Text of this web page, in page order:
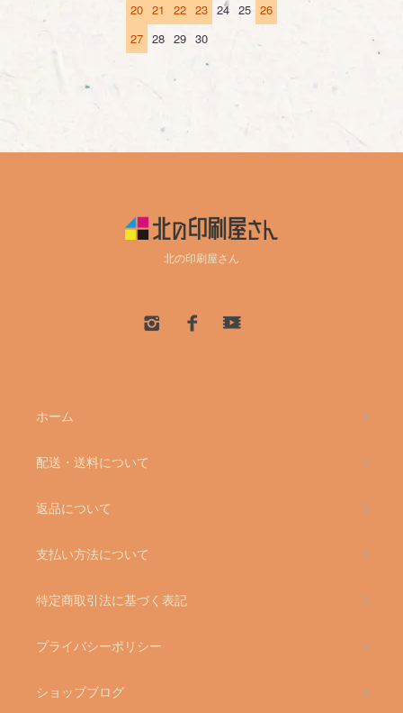
20 21 22 23 24 25 26
27 28 29 30
北の印刷屋さん
ホーム
配送・送料について
返品について
支払い方法について
特定商取引法に基づく表記
プライバシーポリシー
ショップブログ